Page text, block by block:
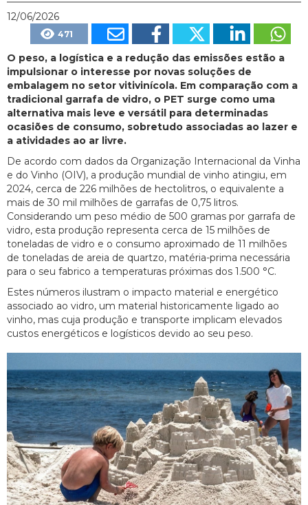
12/06/2026
471
O peso, a logística e a redução das emissões estão a
impulsionar o interesse por novas soluções de
embalagem no setor vitivinícola. Em comparação com a
tradicional garrafa de vidro, o PET surge como uma
alternativa mais leve e versátil para determinadas
ocasiões de consumo, sobretudo associadas ao lazer e
a atividades ao ar livre.
De acordo com dados da Organização Internacional da Vinha
e do Vinho (OIV), a produção mundial de vinho atingiu, em
2024, cerca de 226 milhões de hectolitros, o equivalente a
mais de 30 mil milhões de garrafas de 0,75 litros.
Considerando um peso médio de 500 gramas por garrafa de
vidro, esta produção representa cerca de 15 milhões de
toneladas de vidro e o consumo aproximado de 11 milhões
de toneladas de areia de quartzo, matéria-prima necessária
para o seu fabrico a temperaturas próximas dos 1.500 °C.
Estes números ilustram o impacto material e energético
associado ao vidro, um material historicamente ligado ao
vinho, mas cuja produção e transporte implicam elevados
custos energéticos e logísticos devido ao seu peso.